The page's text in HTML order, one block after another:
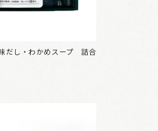
だし・わかめスープ 詰合